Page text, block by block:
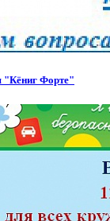
"Кёниг Форте"